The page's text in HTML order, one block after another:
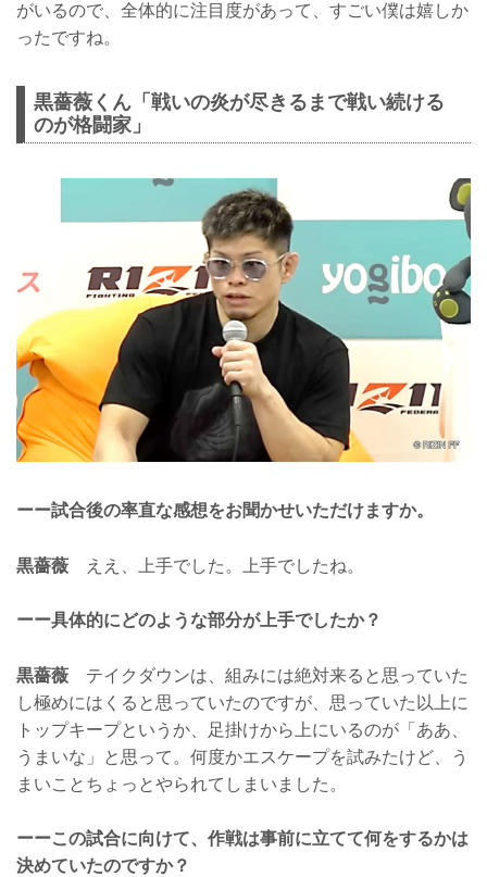
がいるので、全体的に注目度があって、すごい僕は嬉しか
ったですね。
黒薔薇くん「戦いの炎が尽きるまで戦い続ける
のが格闘家」
ーー試合後の率直な感想をお聞かせいただけますか。
黒薔薇 ええ、上手でした。上手でしたね。
ーー具体的にどのような部分が上手でしたか？
黒薔薇 テイクダウンは、組みには絶対来ると思っていた
し極めにはくると思っていたのですが、思っていた以上に
トップキープというか、足掛けから上にいるのが「ああ、
うまいな」と思って。何度かエスケープを試みたけど、う
まいことちょっとやられてしまいました。
ーーこの試合に向けて、作戦は事前に立てて何をするかは
決めていたのですか？